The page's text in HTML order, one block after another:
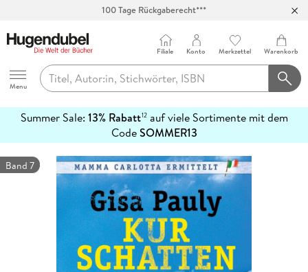
100 Tage Rückgaberecht***
Hugendubel
Menu
Filiale Konto Merkzettel Warenkorb
Summer Sale: 13% Rabatt12auf viele Sortimente mit dem
CodeSOMMER13
erfahren
Band 7